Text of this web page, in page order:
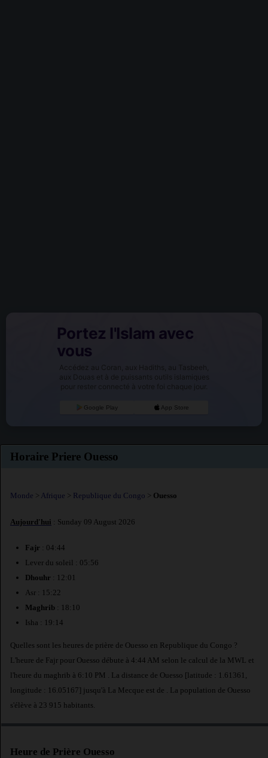
Portez l'Islam avec
vous
Accédez au Coran, aux Hadiths, au Tasbeeh,
aux Douas et à de puissants outils islamiques
pour rester connecté à votre foi chaque jour.
Google Play App Store
Horaire Priere Ouesso
Monde > Afrique > Republique du Congo > Ouesso
Aujourd'hui : Sunday 09 August 2026
Fajr : 04:44
Lever du soleil : 05:56
Dhouhr : 12:01
Asr : 15:22
Maghrib : 18:10
Isha : 19:14
Quelles sont les heures de prière de Ouesso en Republique du Congo ?
L'heure de Fajr pour Ouesso débute à 4:44 AM selon le calcul de la MWL et
l'heure du maghrib à 6:10 PM . La distance de Ouesso [latitude : 1.61361,
longitude : 16.05167] jusqu'à La Mecque est de . La population de Ouesso
s'élève à 23 915 habitants.
Heure de Prière Ouesso